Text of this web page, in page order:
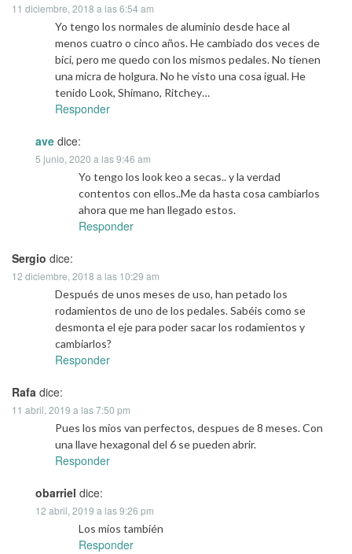
11 diciembre, 2018 a las 6:54 am
Yo tengo los normales de aluminio desde hace al
menos cuatro o cinco años. He cambiado dos veces de
bici, pero me quedo con los mismos pedales. No tienen
una micra de holgura. No he visto una cosa igual. He
tenido Look, Shimano, Ritchey…
Responder
ave dice:
5 junio, 2020 a las 9:46 am
Yo tengo los look keo a secas.. y la verdad
contentos con ellos..Me da hasta cosa cambiarlos
ahora que me han llegado estos.
Responder
Sergio dice:
12 diciembre, 2018 a las 10:29 am
Después de unos meses de uso, han petado los
rodamientos de uno de los pedales. Sabéis como se
desmonta el eje para poder sacar los rodamientos y
cambiarlos?
Responder
Rafa dice:
11 abril, 2019 a las 7:50 pm
Pues los mios van perfectos, despues de 8 meses. Con
una llave hexagonal del 6 se pueden abrir.
Responder
obarriel dice:
12 abril, 2019 a las 9:26 pm
Los míos también
Responder